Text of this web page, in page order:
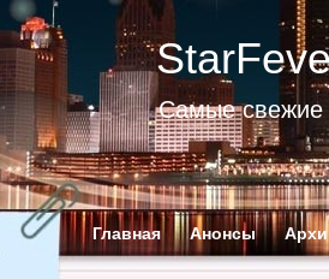
Самые свежие
Главная Анонсы